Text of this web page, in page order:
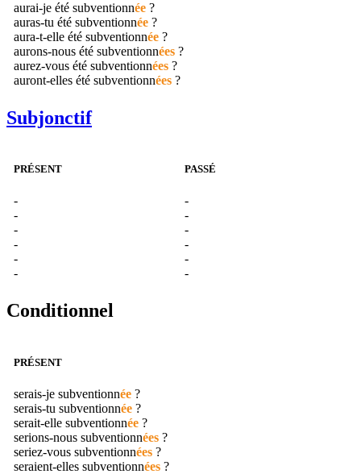
aurai-je été subventionnée ?
auras-tu été subventionnée ?
aura-t-elle été subventionnée ?
aurons-nous été subventionnées ?
aurez-vous été subventionnées ?
auront-elles été subventionnées ?
Subjonctif
PRÉSENT
-
-
-
-
-
-
PASSÉ
-
-
-
-
-
-
Conditionnel
PRÉSENT
serais-je subventionnée ?
serais-tu subventionnée ?
serait-elle subventionnée ?
serions-nous subventionnées ?
seriez-vous subventionnées ?
seraient-elles subventionnées ?